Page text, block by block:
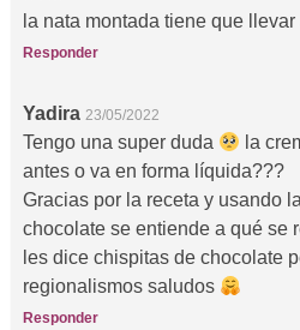
la nata montada tiene que
Responder
Yadira 23/05/2022
Tengo una super duda
la
antes o va en forma líquida???
Gracias por la receta y usando
chocolate se entiende a qué se
les dice chispitas de chocolate
regionalismos saludos
Responder